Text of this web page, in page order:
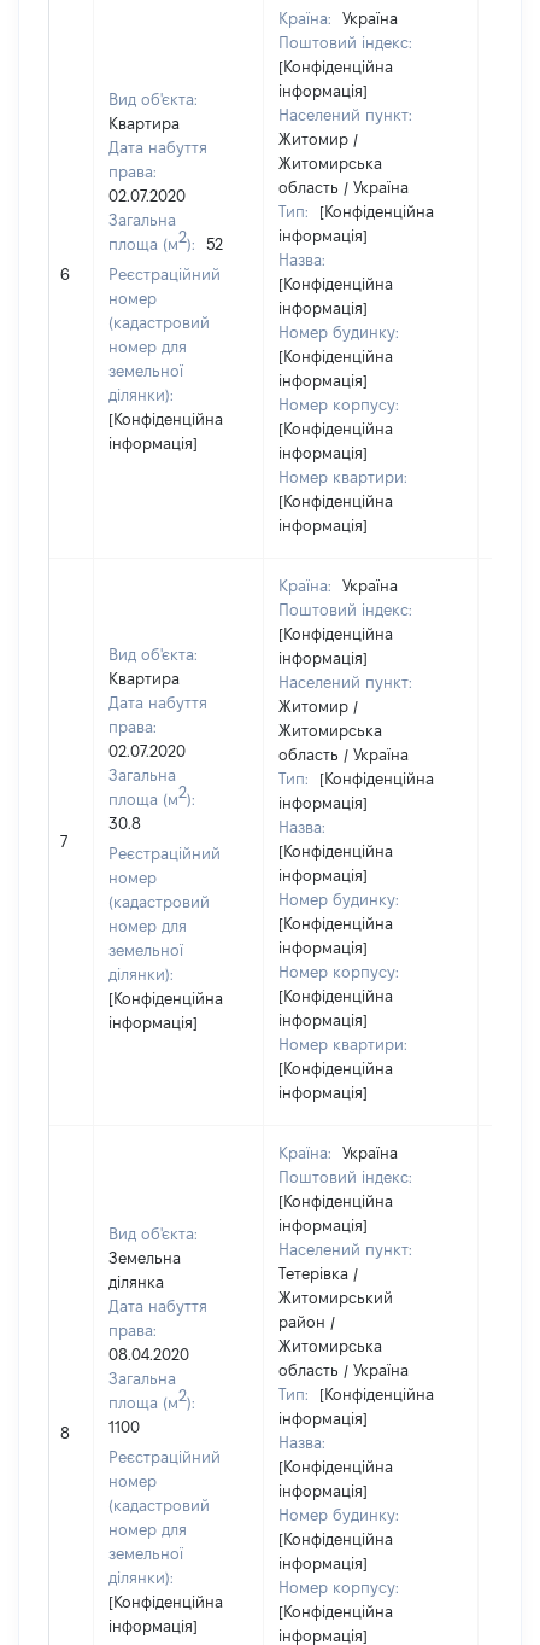
6
Вид об'єкта:
Квартира
Дата набуття
права:
02.07.2020
Загальна
площа (м2):
52
Реєстраційний
номер
(кадастровий
номер для
земельної
ділянки):
[Конфіденційна
інформація]
Країна:
Україна
Поштовий індекс:
[Конфіденційна
інформація]
Населений пункт:
Житомир /
Житомирська
область / Україна
Тип:
[Конфіденційна
інформація]
Назва:
[Конфіденційна
інформація]
Номер будинку:
[Конфіденційна
інформація]
Номер корпусу:
[Конфіденційна
інформація]
Номер квартири:
[Конфіденційна
інформація]
7
Вид об'єкта:
Квартира
Дата набуття
права:
02.07.2020
Загальна
площа (м2):
30.8
Реєстраційний
номер
(кадастровий
номер для
земельної
ділянки):
[Конфіденційна
інформація]
Країна:
Україна
Поштовий індекс:
[Конфіденційна
інформація]
Населений пункт:
Житомир /
Житомирська
область / Україна
Тип:
[Конфіденційна
інформація]
Назва:
[Конфіденційна
інформація]
Номер будинку:
[Конфіденційна
інформація]
Номер корпусу:
[Конфіденційна
інформація]
Номер квартири:
[Конфіденційна
інформація]
8
Вид об'єкта:
Земельна
ділянка
Дата набуття
права:
08.04.2020
Загальна
площа (м2):
1100
Реєстраційний
номер
(кадастровий
номер для
земельної
ділянки):
[Конфіденційна
інформація]
Країна:
Україна
Поштовий індекс:
[Конфіденційна
інформація]
Населений пункт:
Тетерівка /
Житомирський
район /
Житомирська
область / Україна
Тип:
[Конфіденційна
інформація]
Назва:
[Конфіденційна
інформація]
Номер будинку:
[Конфіденційна
інформація]
Номер корпусу:
[Конфіденційна
інформація]